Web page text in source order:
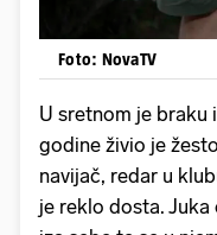
Foto: NovaTV
U sretnom je braku
godine živio je
navijač, redar u
je reklo dosta.